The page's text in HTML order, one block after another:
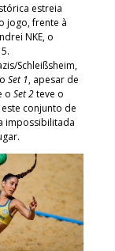
estreia
jogo, frente à
NKE, o
Schleißsheim,
Set 1, apesar de
o Set 2teve o
conjunto de
impossibilitada